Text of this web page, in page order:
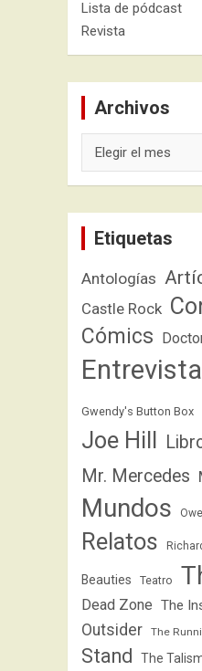
Lista de pódcast
Revista
Archivos
Etiquetas
Antologías
Castle Rock
Cómics
Gwendy's Button Box
Joe Hill
Mr. Mercedes
Mundos
Relatos
Beauties Teatro
Dead Zone The
Outsider
The
Stand
The